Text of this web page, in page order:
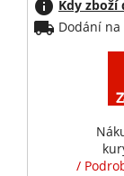
info Kdy zboží
local_shipping Dodání
/